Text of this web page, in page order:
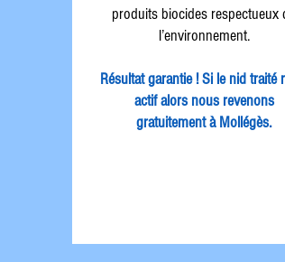
produits biocides respectueux
l’environnement.
Résultat garantie ! Si le nid traité
actif alors nous revenons
gratuitement à Mollégès.